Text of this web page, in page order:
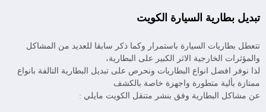
تبديل بطارية السيارة الكويت
تتعطل بطاريات السيارة باستمرار وكما ذكر سابقا للعديد من المشاكل
والمؤثرات الخارجية الاثر الكبير على البطارية،
لذا نوفر افضل انواع البطاريات ونحرص على تبديل البطارية التالفة بانواع
ممتازة بألية متطورة واجهزة خاصة بالكشف
عن مشاكل البطارية وفق بنشر متنقل الكويت مايلي :